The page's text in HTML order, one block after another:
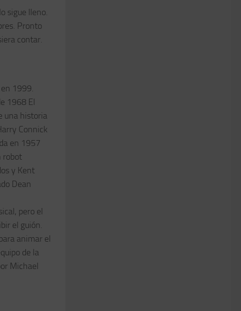
sigue lleno.
Pronto
contar.
1999.
1968 El
una historia
Connick
en 1957
robot
y Kent
Dean
pero el
el guión.
animar el
de la
Michael